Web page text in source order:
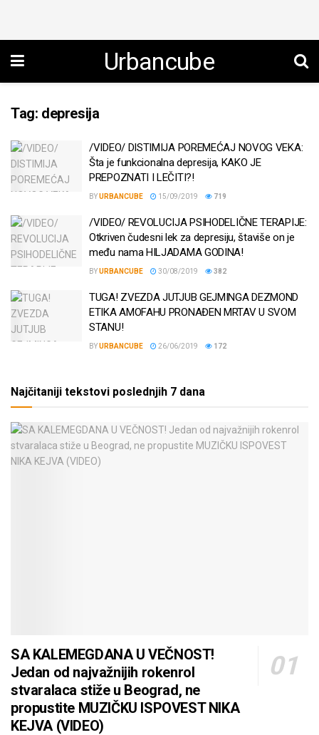
Urbancube
Tag: depresija
/VIDEO/ DISTIMIJA POREMEĆAJ NOVOG VEKA:
Šta je funkcionalna depresija, KAKO JE
PREPOZNATI I LEČITI?!
BYURBANCUBE 15/09/2019 719
/VIDEO/ REVOLUCIJA PSIHODELIČNE TERAPIJE:
Otkriven čudesni lek za depresiju, štaviše on je
među nama HILJADAMA GODINA!
BYURBANCUBE 30/08/2019 382
TUGA! ZVEZDA JUTJUB GEJMINGA DEZMOND
ETIKA AMOFAHU PRONAĐEN MRTAV U SVOM
STANU!
BYURBANCUBE 26/06/2019 172
Najčitaniji tekstovi poslednjih 7 dana
SA KALEMEGDANA U VEČNOST!
Jedan od najvažnijih rokenrol
stvaralaca stiže u Beograd, ne
propustite MUZIČKU ISPOVEST NIKA
KEJVA (VIDEO)